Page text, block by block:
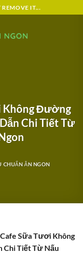
REMOVE IT...
Không Đường
Chi Tiết Từ
CHUẨN ĂN NGON
Sữa Tươi Không
Chi Tiết Từ Nấu